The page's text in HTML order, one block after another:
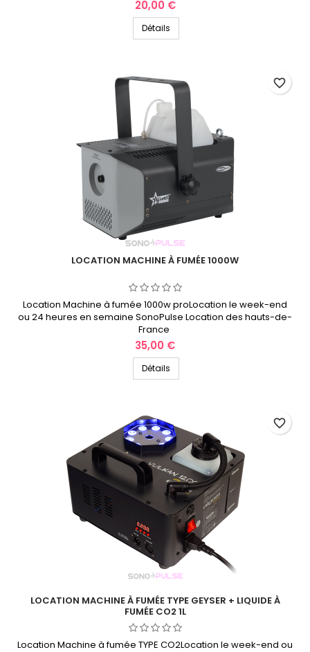
Prix
20,00 €
Détails
LOCATION MACHINE À FUMÉE 1000W
Location Machine à fumée 1000w proLocation le week-end
ou 24 heures en semaine SonoPulse Location des hauts-de-
France
Prix
35,00 €
Détails
favorite_border
LOCATION MACHINE À FUMÉE TYPE GEYSER + LIQUIDE À
FUMÉE CO2 1L
Location Machine à fumée TYPE CO2Location le week-end ou
favorite_border